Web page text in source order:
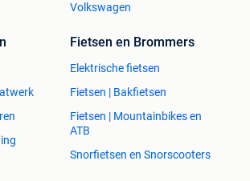
Volkswagen
Fietsen en Brommers
Elektrische fietsen
Fietsen | Bakfietsen
Fietsen | Mountainbikes en
ATB
Snorfietsen en Snorscooters